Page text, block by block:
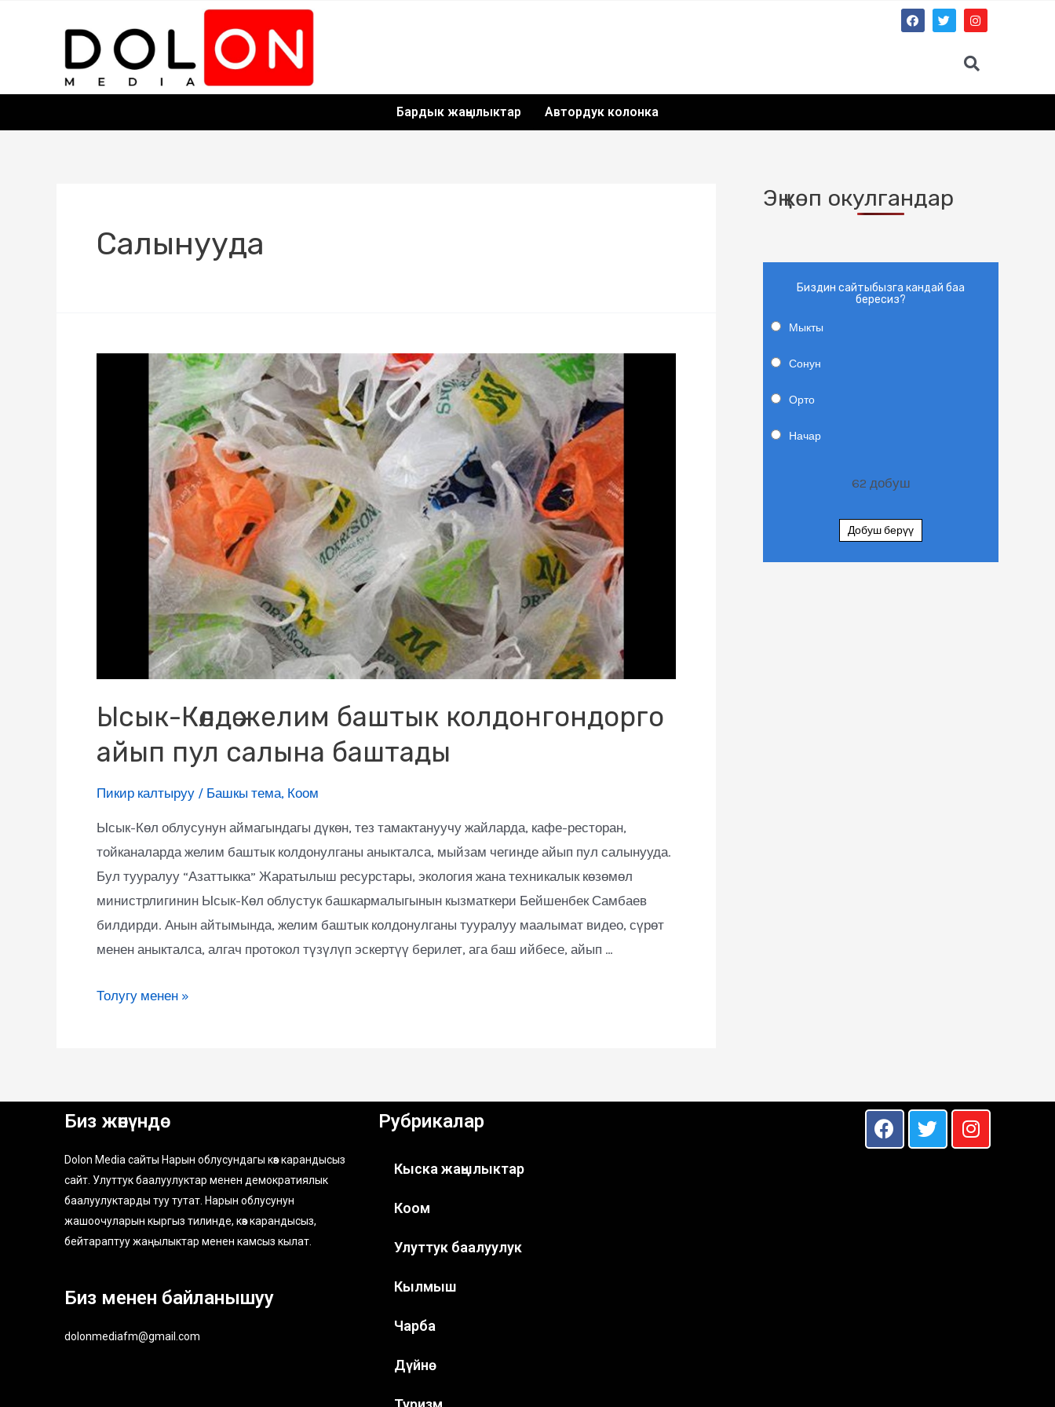
Бардык жаңылыктар Автордук колонка
Салынууда
Ысык-Көлдө желим баштык колдонгондорго
айып пул салына баштады
Пикир калтыруу / Башкы тема, Коом
Ысык-Көл облусунун аймагындагы дүкөн, тез тамактануучу жайларда, кафе-ресторан,
тойканаларда желим баштык колдонулганы аныкталса, мыйзам чегинде айып пул салынууда.
Бул тууралуу “Азаттыкка” Жаратылыш ресурстары, экология жана техникалык көзөмөл
министрлигинин Ысык-Көл облустук башкармалыгынын кызматкери Бейшенбек Самбаев
билдирди. Анын айтымында, желим баштык колдонулганы тууралуу маалымат видео, сүрөт
менен аныкталса, алгач протокол түзүлүп эскертүү берилет, ага баш ийбесе, айып …
Толугу менен »
Эң көп окулгандар
Биздин сайтыбызга кандай баа
бересиз?
Мыкты
Сонун
Орто
Начар
62 добуш
Добуш берүү
Биз жөнүндө
Dolon Media сайты Нарын облусундагы көз карандысыз
сайт. Улуттук баалуулуктар менен демократиялык
баалуулуктарды туу тутат. Нарын облусунун
жашоочуларын кыргыз тилинде, көз карандысыз,
бейтараптуу жаңылыктар менен камсыз кылат.
Биз менен байланышуу
dolonmediafm@gmail.com
Рубрикалар
Кыска жаңылыктар
Коом
Улуттук баалуулук
Кылмыш
Чарба
Дүйнө